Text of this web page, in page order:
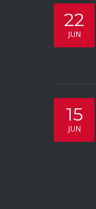
22
JUN
15
JUN